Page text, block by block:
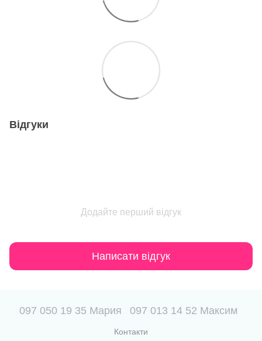
Відгуки
Додайте перший відгук
Написати відгук
097 050 19 35 Мария 097 013 14 52 Максим
Контакти